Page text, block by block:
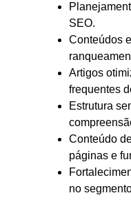
SEO.
Conteúdos
Artigos
frequentes
Estrutura
Conteúdo
páginas e
no